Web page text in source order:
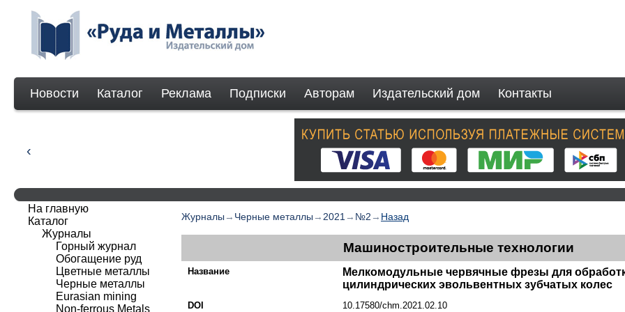
Новости Каталог Реклама Подписки Авторам Издательский дом Контакты
Журналы → Черные металлы → 2021 → №2 → Назад
Машиностроительные технологии
Название
Мелкомодульные червячные фрезы для
цилиндрических эвольвентных зубчатых колес
DOI 10.17580/chm.2021.02.10
На главную
Каталог
Журналы
Горный журнал
Обогащение руд
Цветные металлы
Черные металлы
Eurasian mining
Non-ferrous Мetals